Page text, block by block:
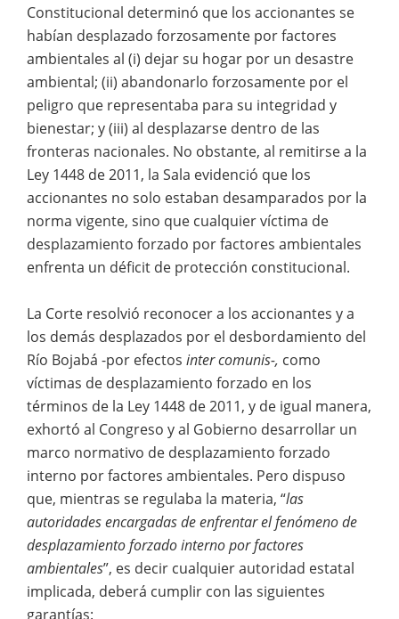
Constitucional determinó que los accionantes se
habían desplazado forzosamente por factores
ambientales al (i) dejar su hogar por un desastre
ambiental; (ii) abandonarlo forzosamente por el
peligro que representaba para su integridad y
bienestar; y (iii) al desplazarse dentro de las
fronteras nacionales. No obstante, al remitirse a la
Ley 1448 de 2011, la Sala evidenció que los
accionantes no solo estaban desamparados por la
norma vigente, sino que cualquier víctima de
desplazamiento forzado por factores ambientales
enfrenta un déficit de protección constitucional.
La Corte resolvió reconocer a los accionantes y a
los demás desplazados por el desbordamiento del
Río Bojabá -por efectos inter comunis-, como
víctimas de desplazamiento forzado en los
términos de la Ley 1448 de 2011, y de igual manera,
exhortó al Congreso y al Gobierno desarrollar un
marco normativo de desplazamiento forzado
interno por factores ambientales. Pero dispuso
que, mientras se regulaba la materia, “las
autoridades encargadas de enfrentar el fenómeno de
desplazamiento forzado interno por factores
ambientales”, es decir cualquier autoridad estatal
implicada, deberá cumplir con las siguientes
garantías: